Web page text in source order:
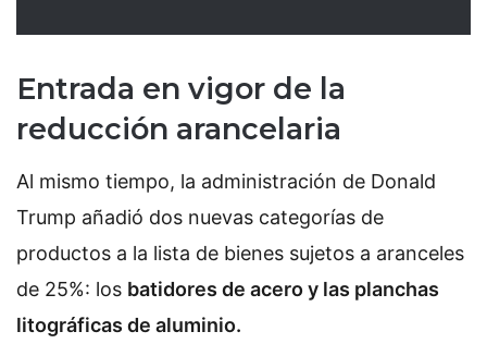
Entrada en vigor de la
reducción arancelaria
Al mismo tiempo, la administración de Donald
Trump añadió dos nuevas categorías de
productos a la lista de bienes sujetos a aranceles
de 25%: los batidores de acero y las planchas
litográficas de aluminio.